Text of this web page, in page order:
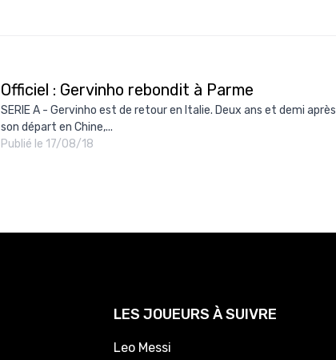
Officiel : Gervinho rebondit à Parme
SERIE A - Gervinho est de retour en Italie. Deux ans et demi après
son départ en Chine,...
Publié le 17/08/18
LES JOUEURS À SUIVRE
Leo Messi